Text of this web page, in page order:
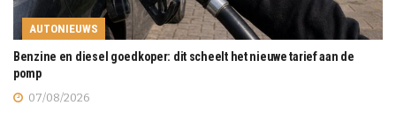
AUTONIEUWS
Benzine en diesel goedkoper: dit scheelt het nieuwe tarief aan de
pomp
07/08/2026